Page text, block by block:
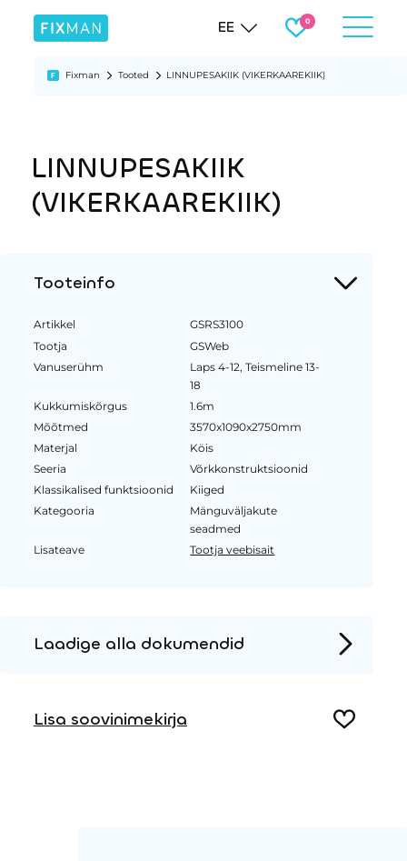
EE
Fixman Tooted LINNUPESAKIIK (VIKERKAAREKIIK)
LINNUPESAKIIK
(VIKERKAAREKIIK)
Tooteinfo
Artikkel
GSRS3100
Tootja
GSWeb
Vanuserühm
Laps 4-12, Teismeline 13-
18
Kukkumiskõrgus
1.6m
Mõõtmed
3570x1090x2750mm
Materjal
Köis
Seeria
Võrkkonstruktsioonid
Klassikalised funktsioonid
Kiiged
Kategooria
Mänguväljakute
seadmed
Lisateave
Tootja veebisait
Laadige alla dokumendid
Lisa soovinimekirja